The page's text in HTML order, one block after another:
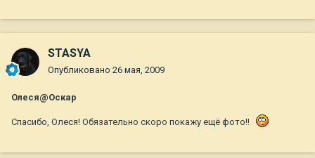
STASYA
Опубликовано 26 мая, 2009
Олеся@Оскар
Спасибо, Олеся! Обязательно скоро покажу ещё фото!!